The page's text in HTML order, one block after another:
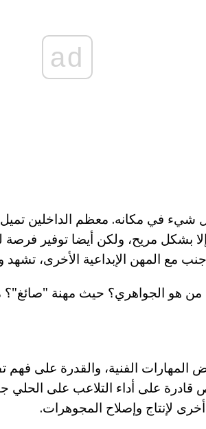
ad
في مكانه. معظم الداخلين تميل
بشكل مريح، ولكن أيضا توفير فرصة
مع المهن الإبداعية الأخرى، تشهد
من هو الجواهري؟ حيث مهنة
المهارات الفنية، والقدرة على فهم
على أداء التلاعب على الحلي
لإنتاج وإصلاح المجوهرات.